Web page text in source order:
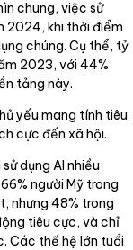
chung, việc sử
2024, khi thời điểm
chúng. Cụ thể, tỷ
2023, với 44%
tảng này.
yếu mang tính tiêu
cực đến xã hội.
dụng AI nhiều
người Mỹ trong
nhưng 48% trong
tiêu cực, và chỉ
Các thế hệ lớn tuổi